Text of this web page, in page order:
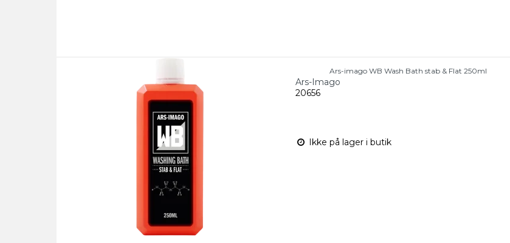
Ars-imago WB Wash Bath stab & Flat 250ml
Ars-Imago
20656
Ikke på lager i butik